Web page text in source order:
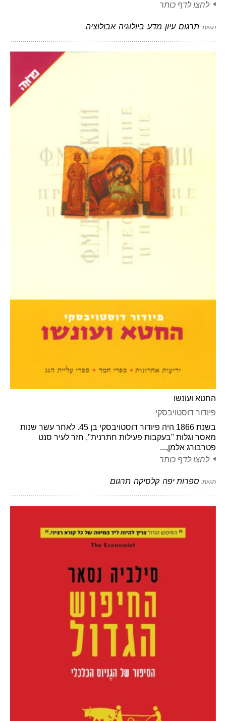
לחצו לדף כותר
תגיות: תרגום עיון מדע ביולוגיה אבולוציה
החטא ועונשו
פיודור דוסטויבסקי
בשנת 1866 היה פיודור דוסטויבסקי בן 45. לאחר עשר שנות
מאסר וגלות "בעקבות פעילות חתרנית", חזר לעיר סנט
פטרבורג אלמן,...
לחצו לדף כותר
תגיות: ספרות יפה קלסיקה תרגום